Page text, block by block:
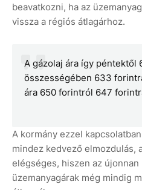
beavatkozni, ha az
vissza a régiós átlagárhoz.
A gázolaj ára így péntektől
összességében 633
ára 650 forintról 647
A kormány ezzel
mindez kedvező elmozdulás,
elégséges, hiszen az
üzemanyagárak még mindig